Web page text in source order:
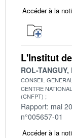
Accéder à la
L'Institut
ROL-
CONSEIL
CENTRE
(CNFPT)
Rapport: mai
n°005657-01
Accéder à la